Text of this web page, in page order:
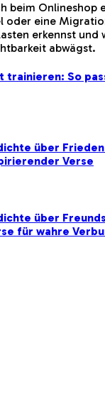
beim Onlineshop
oder eine
erkennst und
abwägst.
trainieren: So
über Frieden
Verse
über
für wahre